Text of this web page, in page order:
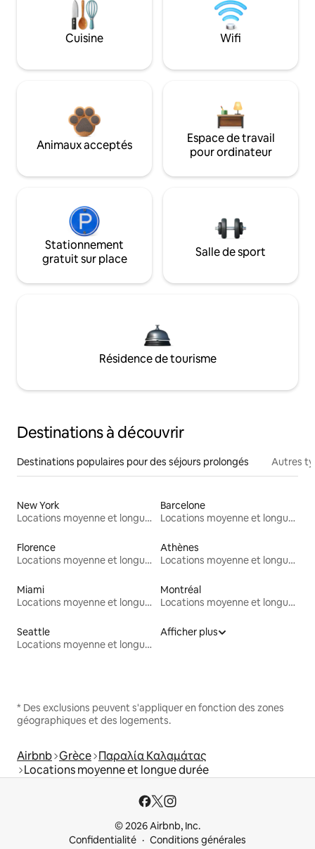
Cuisine Wifi
Animaux acceptés
Espace de travail
pour ordinateur
Stationnement
gratuit sur place
Salle de sport
Résidence de tourisme
Destinations à découvrir
Destinations populaires pour des séjours prolongés Autres
New York
Locations moyenne et longue durée
Barcelone
Locations moyenne et longue durée
Florence
Locations moyenne et longue durée
Athènes
Locations moyenne et longue durée
Miami
Locations moyenne et longue durée
Montréal
Locations moyenne et longue durée
Seattle
Locations moyenne et longue durée
Afficher plus
* Des exclusions peuvent s'appliquer en fonction des zones
géographiques et des logements.
Airbnb Grèce Παραλία Καλαμάτας
Locations moyenne et longue durée
© 2026 Airbnb, Inc.
Confidentialité
Conditions générales